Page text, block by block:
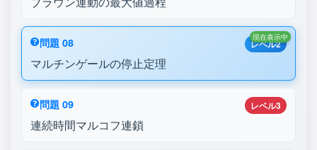
レベル2
問題 08
マルチンゲールの停止定理
現在表示中
レベル3
問題 09
連続時間マルコフ連鎖